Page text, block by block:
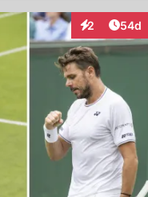
2
Interaktionen
54d